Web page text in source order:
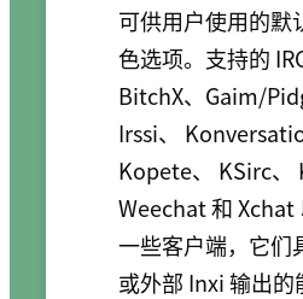
可供用户使用的默
色选项。支持的
BitchX、Gaim/
Irssi、
Kopete、 KSirc、
Weechat 和 Xchat
一些客户端，它们
或外部 Inxi 输出的